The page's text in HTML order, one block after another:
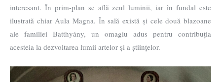
interesant. În prim-plan se află zeul luminii, iar în fundal este
ilustrată chiar Aula Magna. În sală există și cele două blazoane
ale familiei Batthyány, un omagiu adus pentru contribuția
acesteia la dezvoltarea lumii artelor și a științelor.